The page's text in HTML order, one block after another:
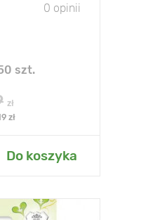
0 opinii
szt.
zł
zł
Do koszyka